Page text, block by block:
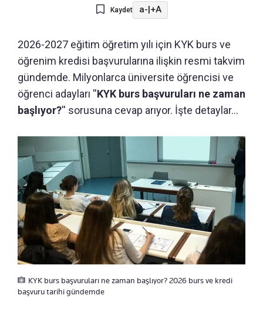
Kaydet a- +A
2026-2027 eğitim öğretim yılı için KYK burs ve
öğrenim kredisi başvurularına ilişkin resmi takvim
gündemde. Milyonlarca üniversite öğrencisi ve
öğrenci adayları ''KYK burs başvuruları ne zaman
başlıyor?'' sorusuna cevap arıyor. İşte detaylar...
KYK burs başvuruları ne zaman başlıyor? 2026 burs ve kredi
başvuru tarihi gündemde